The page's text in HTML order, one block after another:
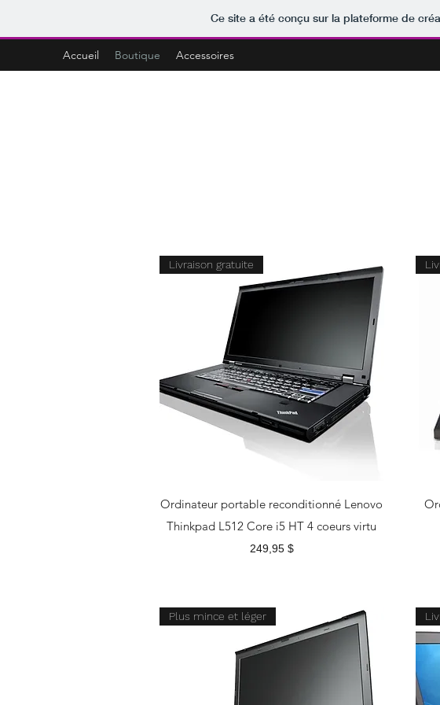
Ce site a été conçu sur la plateforme de
Accueil Boutique Accessoires
Livraison gratuite
Ordinateur portable reconditionné Lenovo
Thinkpad L512 Core i5 HT 4 coeurs virtu
Prix
249,95 $
Plus mince et léger